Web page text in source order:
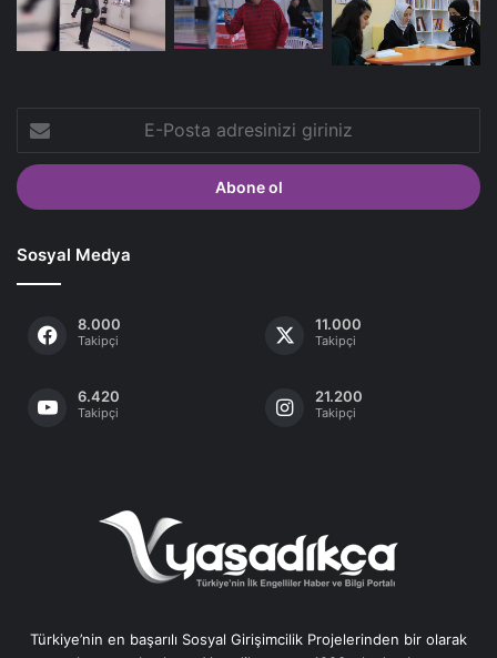
E-
Posta
adresinizi
giriniz
Sosyal Medya
8.000
Takipçi
11.000
Takipçi
6.420
Takipçi
21.200
Takipçi
Türkiye’nin en başarılı Sosyal Girişimcilik Projelerinden bir olarak